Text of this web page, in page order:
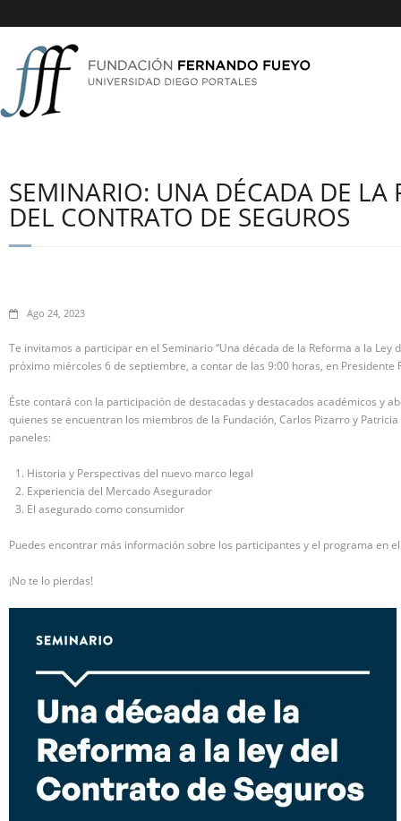
SEMINARIO: UNA DÉCADA DE LA
DEL CONTRATO DE SEGUROS
Ago 24, 2023
Te invitamos a participar en el Seminario “Una década de la Reforma a la Ley
próximo miércoles 6 de septiembre, a contar de las 9:00 horas, en Presidente
Éste contará con la participación de destacadas y destacados académicos y
quienes se encuentran los miembros de la Fundación, Carlos Pizarro y
paneles:
Historia y Perspectivas del nuevo marco legal
Experiencia del Mercado Asegurador
El asegurado como consumidor
Puedes encontrar más información sobre los participantes y el programa en
¡No te lo pierdas!